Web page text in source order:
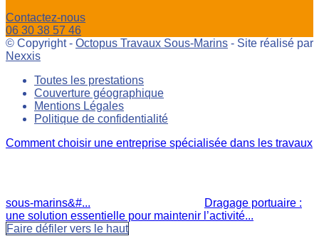
Contactez-nous
06 30 38 57 46
© Copyright - Octopus Travaux Sous-Marins - Site réalisé par
Nexxis
Toutes les prestations
Couverture géographique
Mentions Légales
Politique de confidentialité
Comment choisir une entreprise spécialisée dans les travaux
sous-marins&#...
Dragage portuaire :
une solution essentielle pour maintenir l’activité...
Faire défiler vers le haut